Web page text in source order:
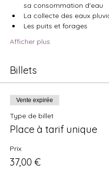
sa consommation d'eau
La collecte des eaux
Les puits et forages
Afficher plus
Billets
Vente expirée
Type de billet
Place à tarif unique
Prix
37,00 €